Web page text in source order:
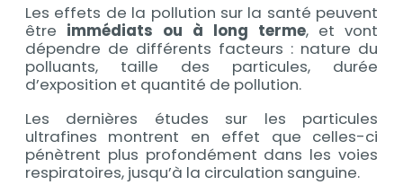
Les effets de la pollution sur la santé peuvent
être immédiats ou à long terme, et vont
dépendre de différents facteurs : nature du
polluants, taille des particules, durée
d’exposition et quantité de pollution.
Les dernières études sur les particules
ultrafines montrent en effet que celles-ci
pénètrent plus profondément dans les voies
respiratoires, jusqu’à la circulation sanguine.